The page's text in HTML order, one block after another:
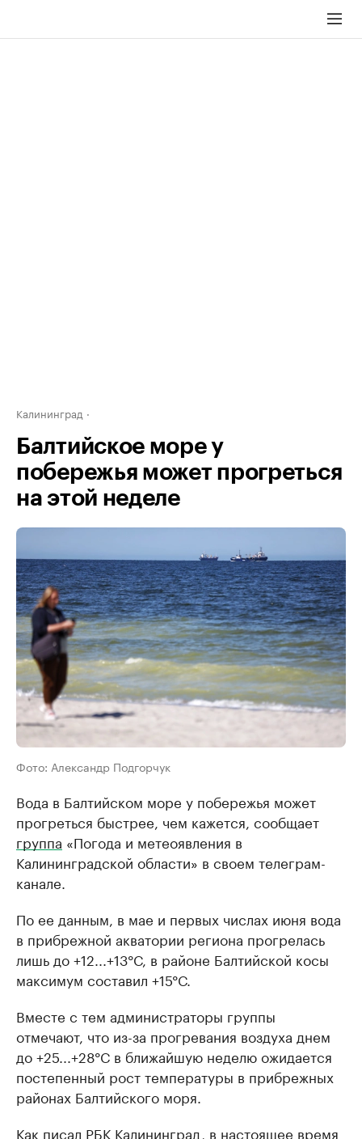
Калининград
Балтийское море у
побережья может прогреться
на этой неделе
Фото: Александр Подгорчук
Вода в Балтийском море у побережья может
прогреться быстрее, чем кажется, сообщает
группа «Погода и метеоявления в
Калининградской области» в своем телеграм-
канале.
По ее данным, в мае и первых числах июня вода
в прибрежной акватории региона прогрелась
лишь до +12...+13°С, в районе Балтийской косы
максимум составил +15°С.
Вместе с тем администраторы группы
отмечают, что из-за прогревания воздуха днем
до +25...+28°С в ближайшую неделю ожидается
постепенный рост температуры в прибрежных
районах Балтийского моря.
Как писал РБК Калининград, в настоящее время